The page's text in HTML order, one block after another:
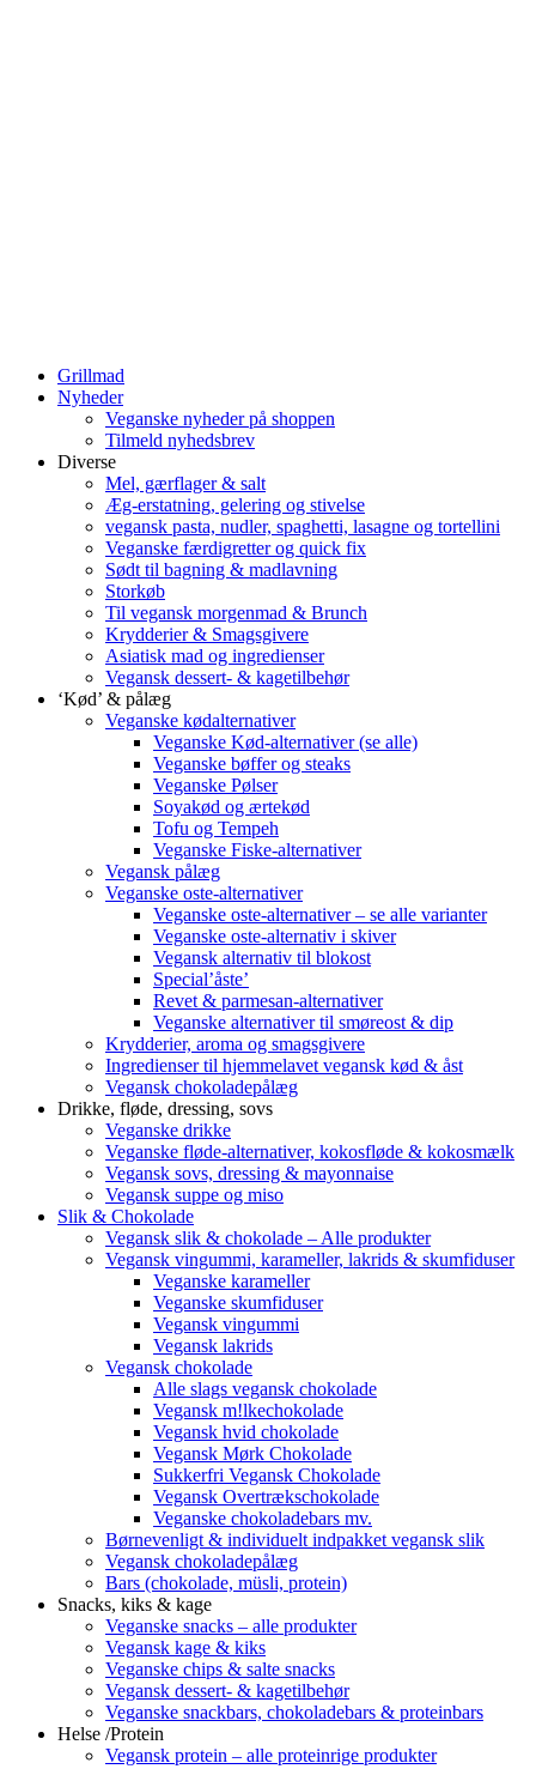
Grillmad
Nyheder
Veganske nyheder på shoppen
Tilmeld nyhedsbrev
Diverse
Mel, gærflager & salt
Æg-erstatning, gelering og stivelse
vegansk pasta, nudler, spaghetti, lasagne og tortellini
Veganske færdigretter og quick fix
Sødt til bagning & madlavning
Storkøb
Til vegansk morgenmad & Brunch
Krydderier & Smagsgivere
Asiatisk mad og ingredienser
Vegansk dessert- & kagetilbehør
‘Kød’ & pålæg
Veganske kødalternativer
Veganske Kød-alternativer (se alle)
Veganske bøffer og steaks
Veganske Pølser
Soyakød og ærtekød
Tofu og Tempeh
Veganske Fiske-alternativer
Vegansk pålæg
Veganske oste-alternativer
Veganske oste-alternativer – se alle varianter
Veganske oste-alternativ i skiver
Vegansk alternativ til blokost
Special’åste’
Revet & parmesan-alternativer
Veganske alternativer til smøreost & dip
Krydderier, aroma og smagsgivere
Ingredienser til hjemmelavet vegansk kød & åst
Vegansk chokoladepålæg
Drikke, fløde, dressing, sovs
Veganske drikke
Veganske fløde-alternativer, kokosfløde & kokosmælk
Vegansk sovs, dressing & mayonnaise
Vegansk suppe og miso
Slik & Chokolade
Vegansk slik & chokolade – Alle produkter
Vegansk vingummi, karameller, lakrids & skumfiduser
Veganske karameller
Veganske skumfiduser
Vegansk vingummi
Vegansk lakrids
Vegansk chokolade
Alle slags vegansk chokolade
Vegansk m!lkechokolade
Vegansk hvid chokolade
Vegansk Mørk Chokolade
Sukkerfri Vegansk Chokolade
Vegansk Overtrækschokolade
Veganske chokoladebars mv.
Børnevenligt & individuelt indpakket vegansk slik
Vegansk chokoladepålæg
Bars (chokolade, müsli, protein)
Snacks, kiks & kage
Veganske snacks – alle produkter
Vegansk kage & kiks
Veganske chips & salte snacks
Vegansk dessert- & kagetilbehør
Veganske snackbars, chokoladebars & proteinbars
Helse /Protein
Vegansk protein – alle proteinrige produkter